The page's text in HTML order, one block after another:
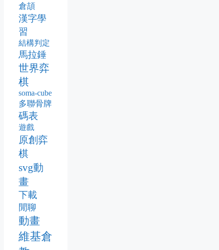
倉頡
漢字學
習
結構判定
馬拉錘
世界弈
棋
soma-cube
多聯骨牌
碼表
遊戲
原創弈
棋
svg動
畫
下載
閒聊
動畫
維基倉